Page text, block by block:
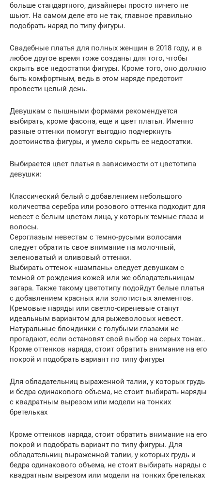
больше стандартного, дизайнеры просто ничего не
шьют. На самом деле это не так, главное правильно
подобрать наряд по типу фигуры.
Свадебные платья для полных женщин в 2018 году, и в
любое другое время тоже созданы для того, чтобы
скрыть все недостатки фигуры. Кроме того, оно должно
быть комфортным, ведь в этом наряде предстоит
провести целый день.
Девушкам с пышными формами рекомендуется
выбирать, кроме фасона, еще и цвет платья. Именно
разные оттенки помогут выгодно подчеркнуть
достоинства фигуры, и умело скрыть ее недостатки.
Выбирается цвет платья в зависимости от цветотипа
девушки:
Классический белый с добавлением небольшого
количества серебра или розового оттенка подходит для
невест с белым цветом лица, у которых темные глаза и
волосы.
Сероглазым невестам с темно-русыми волосами
следует обратить свое внимание на молочный,
зеленоватый и сливовый оттенки.
Выбирать оттенок «шампань» следует девушкам с
темной от рождения кожей или же обладательницам
загара. Также такому цветотипу подойдут белые платья
с добавлением красных или золотистых элементов.
Кремовые наряды или светло-сиреневые станут
идеальным вариантом для рыжеволосых невест.
Натуральные блондинки с голубыми глазами не
прогадают, если остановят свой выбор на серых тонах..
Кроме оттенков наряда, стоит обратить внимание на его
покрой и подобрать вариант по типу фигуры
Для обладательниц выраженной талии, у которых грудь
и бедра одинакового объема, не стоит выбирать наряды
с квадратным вырезом или модели на тонких
бретельках
Кроме оттенков наряда, стоит обратить внимание на его
покрой и подобрать вариант по типу фигуры. Для
обладательниц выраженной талии, у которых грудь и
бедра одинакового объема, не стоит выбирать наряды с
квадратным вырезом или модели на тонких бретельках